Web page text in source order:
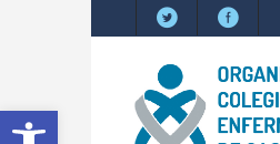
Abrir barra de herramientas